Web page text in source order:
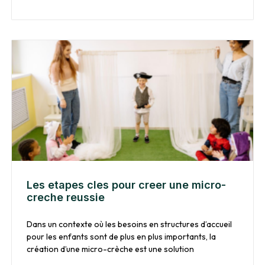
Les etapes cles pour creer une micro-
creche reussie
Dans un contexte où les besoins en structures d’accueil
pour les enfants sont de plus en plus importants, la
création d’une micro-crèche est une solution